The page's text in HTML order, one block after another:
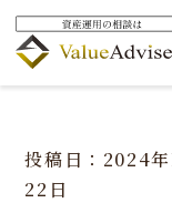
HOME メディア
2024年10月18日/
金、現役のうちに試
投稿日：2024年
22日